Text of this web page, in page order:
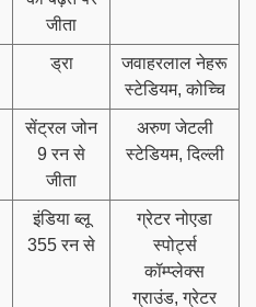
जीता
ड्रा
जवाहरलाल नेहरू
स्टेडियम, कोच्चि
सेंट्रल जोन
9 रन से
जीता
अरुण जेटली
स्टेडियम, दिल्ली
इंडिया ब्लू
355 रन से
ग्रेटर नोएडा
स्पोर्ट्स
कॉम्प्लेक्स
ग्राउंड, ग्रेटर